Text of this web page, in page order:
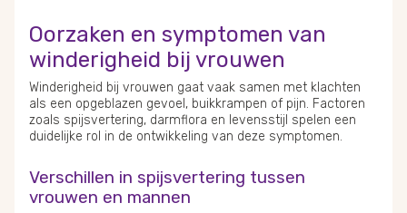
Oorzaken en symptomen van
winderigheid bij vrouwen
Winderigheid bij vrouwen gaat vaak samen met klachten
als een opgeblazen gevoel, buikkrampen of pijn. Factoren
zoals spijsvertering, darmflora en levensstijl spelen een
duidelijke rol in de ontwikkeling van deze symptomen.
Verschillen in spijsvertering tussen
vrouwen en mannen